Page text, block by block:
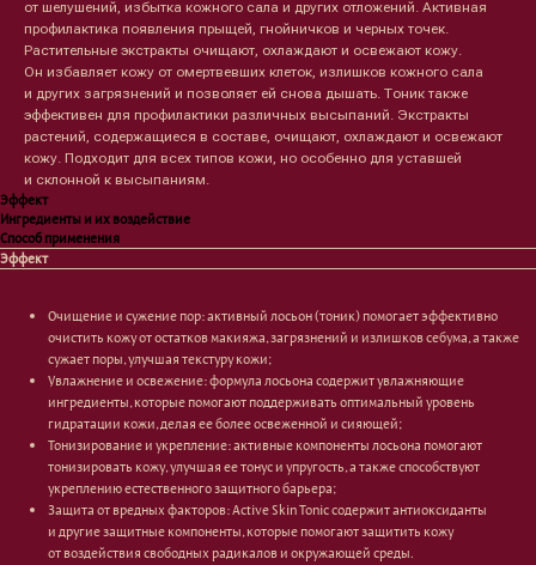
от шелушений, избытка кожного сала и других отложений. Активная
профилактика появления прыщей, гнойничков и черных точек.
Растительные экстракты очищают, охлаждают и освежают кожу.
Он избавляет кожу от омертвевших клеток, излишков кожного сала
и других загрязнений и позволяет ей снова дышать. Тоник также
эффективен для профилактики различных высыпаний. Экстракты
растений, содержащиеся в составе, очищают, охлаждают и освежают
кожу. Подходит для всех типов кожи, но особенно для уставшей
и склонной к высыпаниям.
Эффект
Ингредиенты и их воздействие
Способ применения
Эффект
Очищение и сужение пор: активный лосьон (тоник) помогает эффективно
очистить кожу от остатков макияжа, загрязнений и излишков себума, а также
сужает поры, улучшая текстуру кожи;
Увлажнение и освежение: формула лосьона содержит увлажняющие
ингредиенты, которые помогают поддерживать оптимальный уровень
гидратации кожи, делая ее более освеженной и сияющей;
Тонизирование и укрепление: активные компоненты лосьона помогают
тонизировать кожу, улучшая ее тонус и упругость, а также способствуют
укреплению естественного защитного барьера;
Защита от вредных факторов: Active Skin Tonic содержит антиоксиданты
и другие защитные компоненты, которые помогают защитить кожу
от воздействия свободных радикалов и окружающей среды.
Тело
Проблемы
Кремы
Лосьоны
Лицо
Проблемы
Очищение
Увлажнение/питание